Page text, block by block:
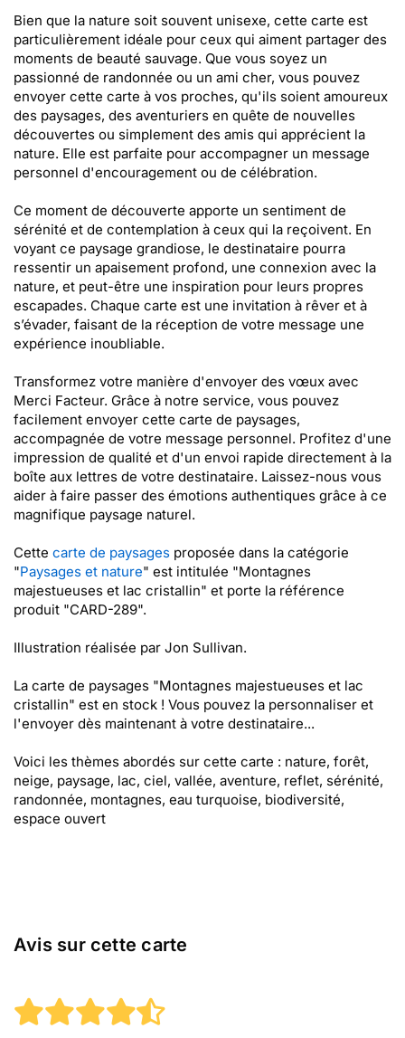
Bien que la nature soit souvent unisexe, cette carte est
particulièrement idéale pour ceux qui aiment partager des
moments de beauté sauvage. Que vous soyez un
passionné de randonnée ou un ami cher, vous pouvez
envoyer cette carte à vos proches, qu'ils soient amoureux
des paysages, des aventuriers en quête de nouvelles
découvertes ou simplement des amis qui apprécient la
nature. Elle est parfaite pour accompagner un message
personnel d'encouragement ou de célébration.
Ce moment de découverte apporte un sentiment de
sérénité et de contemplation à ceux qui la reçoivent. En
voyant ce paysage grandiose, le destinataire pourra
ressentir un apaisement profond, une connexion avec la
nature, et peut-être une inspiration pour leurs propres
escapades. Chaque carte est une invitation à rêver et à
s’évader, faisant de la réception de votre message une
expérience inoubliable.
Transformez votre manière d'envoyer des vœux avec
Merci Facteur. Grâce à notre service, vous pouvez
facilement envoyer cette carte de paysages,
accompagnée de votre message personnel. Profitez d'une
impression de qualité et d'un envoi rapide directement à la
boîte aux lettres de votre destinataire. Laissez-nous vous
aider à faire passer des émotions authentiques grâce à ce
magnifique paysage naturel.
Cette carte de paysages proposée dans la catégorie
"Paysages et nature" est intitulée "Montagnes
majestueuses et lac cristallin" et porte la référence
produit "CARD-289".
Illustration réalisée par Jon Sullivan.
La carte de paysages "Montagnes majestueuses et lac
cristallin" est en stock ! Vous pouvez la personnaliser et
l'envoyer dès maintenant à votre destinataire...
Voici les thèmes abordés sur cette carte : nature, forêt,
neige, paysage, lac, ciel, vallée, aventure, reflet, sérénité,
randonnée, montagnes, eau turquoise, biodiversité,
espace ouvert
Avis sur cette carte